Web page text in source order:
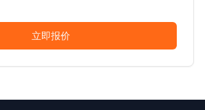
立即报价